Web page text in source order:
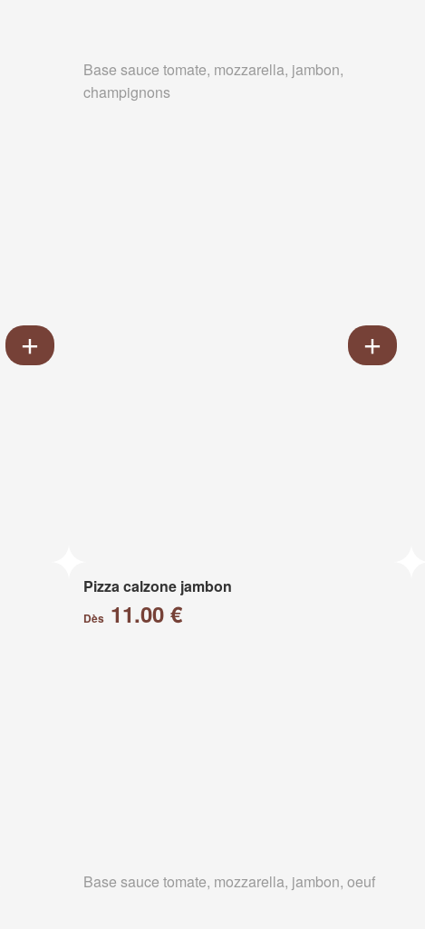
Base sauce tomate, mozzarella, jambon,
champignons
Pizza calzone jambon
Dès11.00 €
Base sauce tomate, mozzarella, jambon, oeuf